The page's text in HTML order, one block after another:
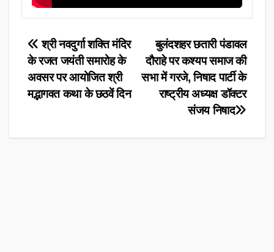
Post
navigation
बुलंदशहर छतारी पंडावल
दौराहे पर कश्यप समाज की
सभा में गरजे, निषाद पार्टी के
राष्ट्रीय अध्यक्ष डॉक्टर
संजय निषाद
श्री नवदुर्गा शक्ति मंदिर
के रजत जयंती समारोह के
अवसर पर आयोजित श्री
मद्भागवत कथा के छठवें दिन